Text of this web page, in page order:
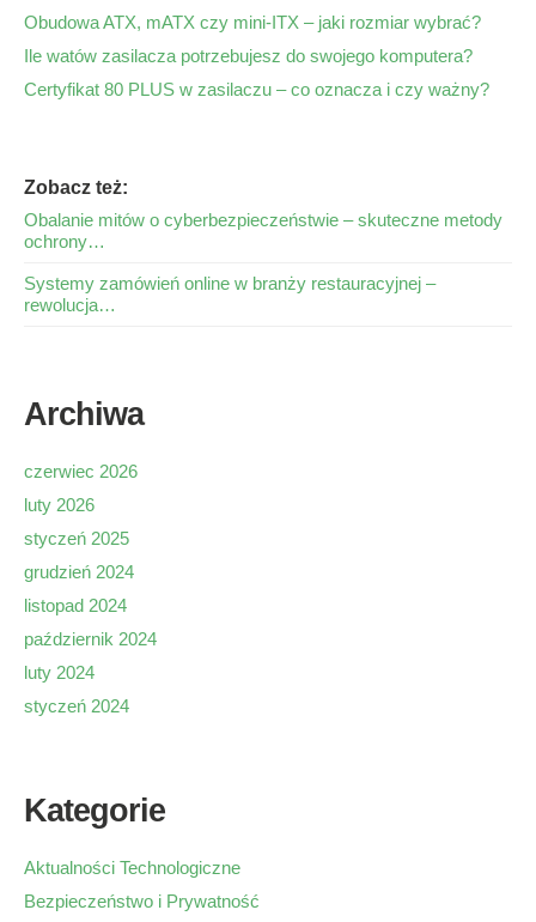
Obudowa ATX, mATX czy mini-ITX – jaki rozmiar wybrać?
Ile watów zasilacza potrzebujesz do swojego komputera?
Certyfikat 80 PLUS w zasilaczu – co oznacza i czy ważny?
Zobacz też:
Obalanie mitów o cyberbezpieczeństwie – skuteczne metody
ochrony…
Systemy zamówień online w branży restauracyjnej –
rewolucja…
Archiwa
czerwiec 2026
luty 2026
styczeń 2025
grudzień 2024
listopad 2024
październik 2024
luty 2024
styczeń 2024
Kategorie
Aktualności Technologiczne
Bezpieczeństwo i Prywatność